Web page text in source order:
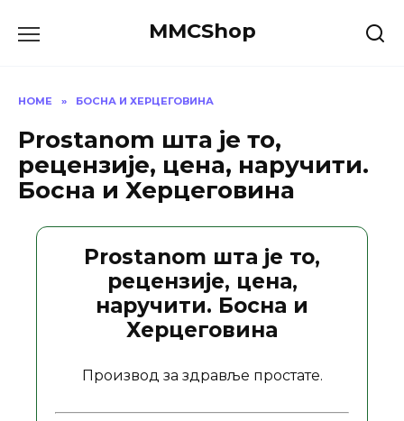
MMCShop
HOME » БОСНА И ХЕРЦЕГОВИНА
Prostanom шта је то,
рецензије, цена, наручити.
Босна и Херцеговина
Prostanom шта је то,
рецензије, цена,
наручити. Босна и
Херцеговина
Производ за здравље простате.